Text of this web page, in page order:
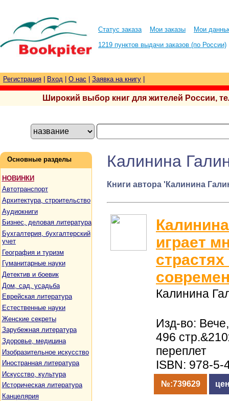
Статус заказа Мои заказы
Мои
1219 пунктов выдачи заказов (по России)
Регистрация Вход О нас Заявка на книгу
Широкий выбор книг для жителей России,
Основные разделы
НОВИНКИ
Автотранспорт
Архитектура, строительство
Аудиокниги
Бизнес, деловая литература
Бухгалтерия, бухгалтерский
учет
География и туризм
Гуманитарные науки
Детектив и боевик
Дом, сад, усадьба
Еврейская литература
Естественные науки
Женские секреты
Зарубежная литература
Здоровье, медицина
Изобразительное искусство
Иностранная литература
Искусство, культура
Историческая литература
Канцелярия
Калинина
Книги автора 'Калинина
играет
Калинина
Изд-во:
496
переплет
ISBN: 978-5-
№:739629